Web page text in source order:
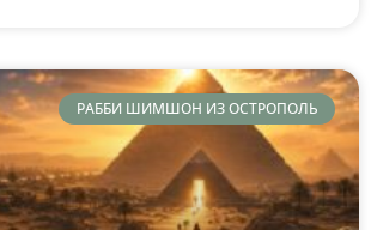
РАББИ ШИМШОН ИЗ ОСТРОПОЛЬ